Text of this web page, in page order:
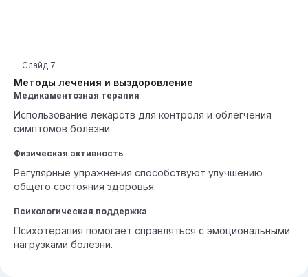
Методы лечения и выздоровление
Слайд 7
Медикаментозная терапия
Использование лекарств для контроля и облегчения
симптомов болезни.
Физическая активность
Регулярные упражнения способствуют улучшению
общего состояния здоровья.
Психологическая поддержка
Психотерапия помогает справляться с эмоциональными
нагрузками болезни.